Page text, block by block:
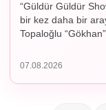
“Güldür Güldür
bir kez daha bir
Topaloğlu
07.08.2026